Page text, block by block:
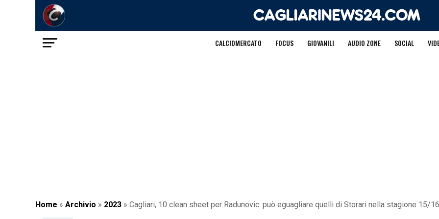
CALCIOMERCATO FOCUS GIOVANILI AUDIO ZONE SOCIAL
Home » Archivio » 2023 » Cagliari, 10 clean sheet per Radunovic: può eguagliare quelli di Storari nella stagione 15/16